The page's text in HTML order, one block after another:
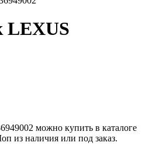
можно купить в каталоге
из наличия или под заказ.